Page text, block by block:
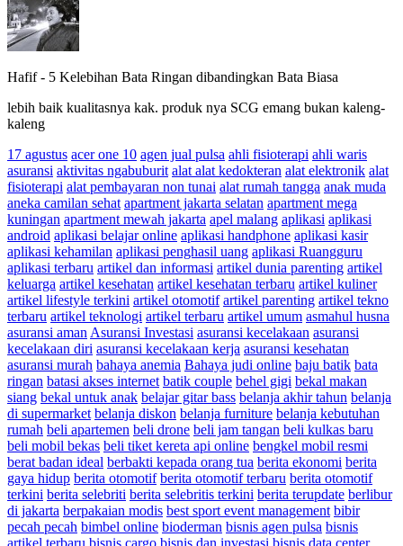
Hafif- 5 Kelebihan Bata Ringan dibandingkan Bata Biasa
lebih baik kualitasnya kak. produk nya SCG emang bukan kaleng-
kaleng
17 agustus acer one 10 agen jual pulsa ahli fisioterapi ahli waris
asuransi aktivitas ngabuburit alat alat kedokteran alat elektronik alat
fisioterapi alat pembayaran non tunai alat rumah tangga anak muda
aneka camilan sehat apartment jakarta selatan apartment mega
kuningan apartment mewah jakarta apel malang aplikasi aplikasi
android aplikasi belajar online aplikasi handphone aplikasi kasir
aplikasi kehamilan aplikasi penghasil uang aplikasi Ruangguru
aplikasi terbaru artikel dan informasi artikel dunia parenting artikel
keluarga artikel kesehatan artikel kesehatan terbaru artikel kuliner
artikel lifestyle terkini artikel otomotif artikel parenting artikel tekno
terbaru artikel teknologi artikel terbaru artikel umum asmahul husna
asuransi aman Asuransi Investasi asuransi kecelakaan asuransi
kecelakaan diri asuransi kecelakaan kerja asuransi kesehatan
asuransi murah bahaya anemia Bahaya judi online baju batik bata
ringan batasi akses internet batik couple behel gigi bekal makan
siang bekal untuk anak belajar gitar bass belanja akhir tahun belanja
di supermarket belanja diskon belanja furniture belanja kebutuhan
rumah beli apartemen beli drone beli jam tangan beli kulkas baru
beli mobil bekas beli tiket kereta api online bengkel mobil resmi
berat badan ideal berbakti kepada orang tua berita ekonomi berita
gaya hidup berita otomotif berita otomotif terbaru berita otomotif
terkini berita selebriti berita selebritis terkini berita terupdate berlibur
di jakarta berpakaian modis best sport event management bibir
pecah pecah bimbel online bioderman bisnis agen pulsa bisnis
artikel terbaru bisnis cargo bisnis dan investasi bisnis data center